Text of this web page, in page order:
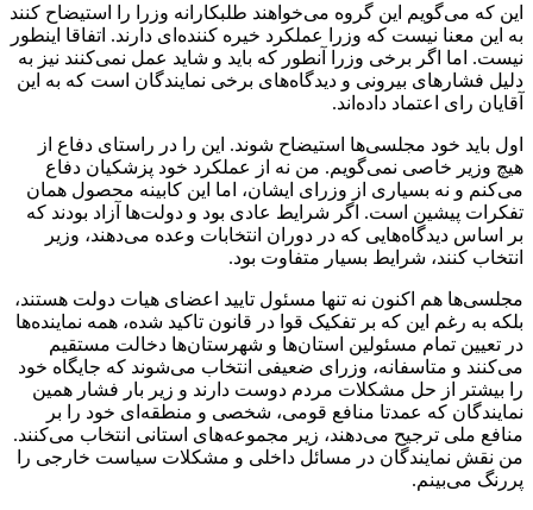
این که می‌گویم این گروه می‌خواهند طلبکارانه وزرا را استیضاح کنند
به این معنا نیست که وزرا عملکرد خیره کننده‌ای دارند. اتفاقا اینطور
نیست. اما اگر برخی وزرا آنطور که باید و شاید عمل نمی‌کنند نیز به
دلیل فشار‌های بیرونی و دیدگاه‌های برخی نمایندگان است که به این
آقایان رای اعتماد داده‌اند.
اول باید خود مجلسی‌ها استیضاح شوند. این را در راستای دفاع از
هیچ وزیر خاصی نمی‌گویم. من نه از عملکرد خود پزشکیان دفاع
می‌کنم و نه بسیاری از وزرای ایشان، اما این کابینه محصول همان
تفکرات پیشین است. اگر شرایط عادی بود و دولت‌ها آزاد بودند که
بر اساس دیدگاه‌هایی که در دوران انتخابات وعده می‌دهند، وزیر
انتخاب کنند، شرایط بسیار متفاوت بود.
مجلسی‌ها هم اکنون نه تنها مسئول تایید اعضای هیات دولت هستند،
بلکه به رغم این که بر تفکیک قوا در قانون تاکید شده، همه نماینده‌ها
در تعیین تمام مسئولین استان‌ها و شهرستان‌ها دخالت مستقیم
می‌کنند و متاسفانه، وزرای ضعیفی انتخاب می‌شوند که جایگاه خود
را بیشتر از حل مشکلات مردم دوست دارند و زیر بار فشار همین
نمایندگان که عمدتا منافع قومی، شخصی و منطقه‌ای خود را بر
منافع ملی ترجیح می‌دهند، زیر مجموعه‌های استانی انتخاب می‌کنند.
من نقش نمایندگان در مسائل داخلی و مشکلات سیاست خارجی را
پررنگ می‌بینم.